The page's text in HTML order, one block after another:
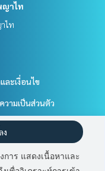
ญาไท
ไท
ละเงื่อนไข
วามเป็นส่วนตัว
า
กขาย-เช่า
การ แสดงเนื้อหาและ